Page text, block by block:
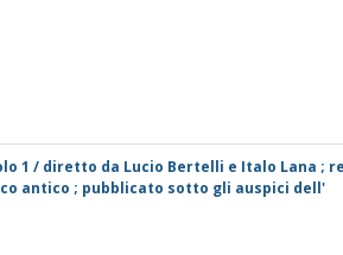
1 / diretto da Lucio Bertelli e Italo Lana ;
antico ; pubblicato sotto gli auspici dell'